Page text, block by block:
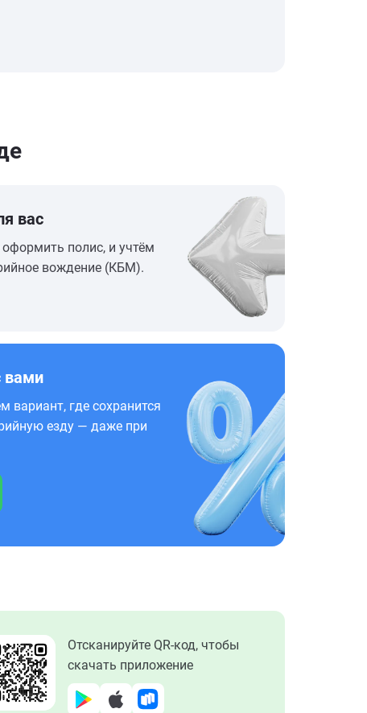
вас
полис, и учтём
вождение (КБМ).
вами
вариант, где сохранится
езду — даже при
Отсканируйте QR-код, чтобы
скачать приложение